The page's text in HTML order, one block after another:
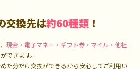
交換先は約60種類 ！
現金・電子マネー・ギフト券・マイル・他社
できます。
た分だけ交換ができるから安心してご利用い